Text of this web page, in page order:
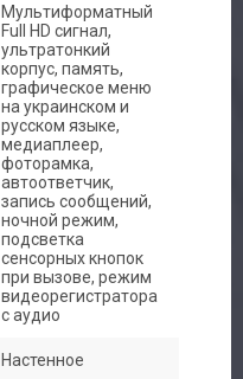
Мультиформатный
Full HD сигнал,
ультратонкий
корпус, память,
графическое меню
на украинском и
русском языке,
медиаплеер,
фоторамка,
автоответчик,
запись сообщений,
ночной режим,
подсветка
сенсорных кнопок
при вызове, режим
видеорегистратора
с аудио
Настенное